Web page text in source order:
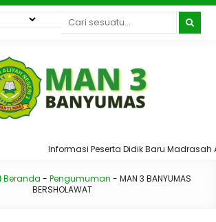
Informasi Peserta Didik Baru Madrasah
Beranda - Pengumuman - MAN 3 BANYUMAS
BERSHOLAWAT